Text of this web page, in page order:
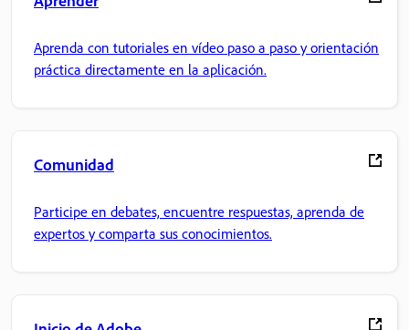
Aprenda con tutoriales en vídeo paso a paso y orientación
práctica directamente en la aplicación.
Comunidad
Participe en debates, encuentre respuestas, aprenda de
expertos y comparta sus conocimientos.